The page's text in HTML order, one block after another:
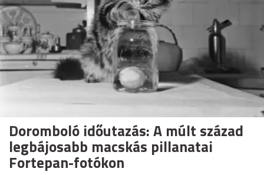
Doromboló időutazás: A múlt század
legbájosabb macskás pillanatai
Fortepan-fotókon